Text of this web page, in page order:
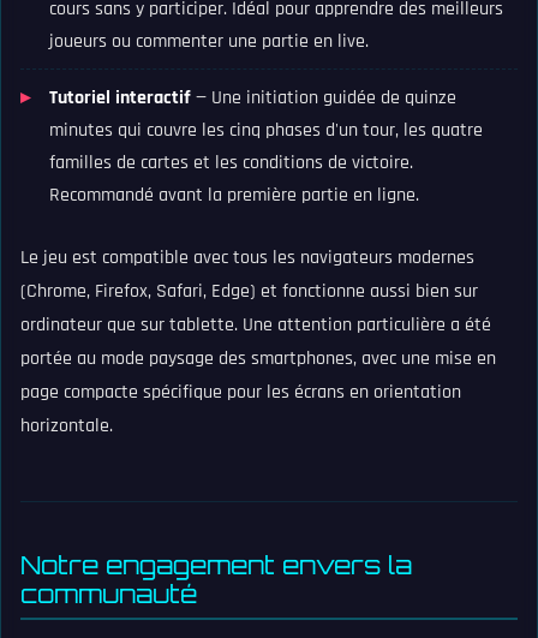
cours sans y participer. Idéal pour apprendre des meilleurs
joueurs ou commenter une partie en live.
Tutoriel interactif— Une initiation guidée de quinze
minutes qui couvre les cinq phases d'un tour, les quatre
familles de cartes et les conditions de victoire.
Recommandé avant la première partie en ligne.
Le jeu est compatible avec tous les navigateurs modernes
(Chrome, Firefox, Safari, Edge) et fonctionne aussi bien sur
ordinateur que sur tablette. Une attention particulière a été
portée au mode paysage des smartphones, avec une mise en
page compacte spécifique pour les écrans en orientation
horizontale.
Notre engagement envers la
communauté